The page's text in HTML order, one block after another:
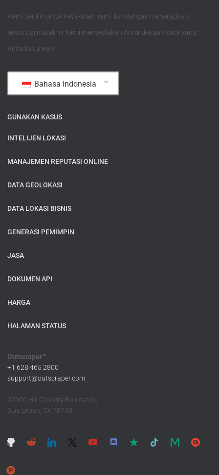
Kami berdiri untuk keyakinan kami dan dengan menerapkan
teknologi mutakhir kami menyediakan Anda dengan data yang
Anda butuhkan.
Bahasa Indonesia
GUNAKAN KASUS
INTELIJEN LOKASI
MANAJEMEN REPUTASI ONLINE
DATA GEOLOKASI
DATA LOKASI BISNIS
GENERASI PEMIMPIN
JASA
DOKUMEN API
HARGA
HALAMAN STATUS
Outscraper™
+1 628 465 2800
support@outscraper.com
12600 Hill Country Boulevard,
Gua Lebah, TX 78738